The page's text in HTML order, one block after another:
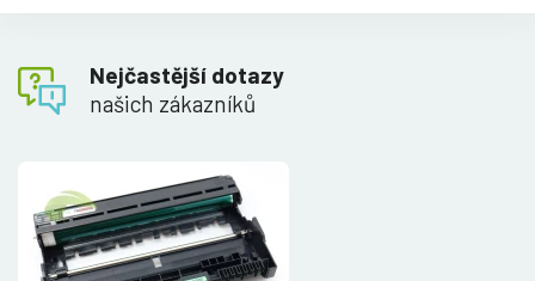
Nejčastější dotazy
našich zákazníků